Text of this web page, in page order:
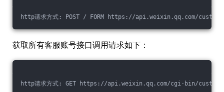
http请求方式: POST / FORM https://api.weixin.qq.com/
获取所有客服账号接口调用请求如下：
http请求方式: GET https://api.weixin.qq.com/cgi-bin/